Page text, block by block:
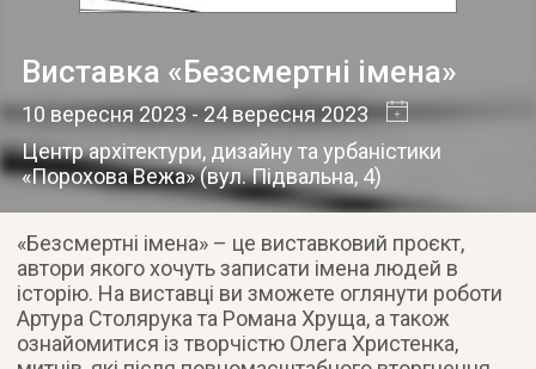
Виставка «Безсмертні імена»
10 вересня 2023 - 24 вересня 2023
Центр архітектури, дизайну та урбаністики
«Порохова Вежа»(вул. Підвальна, 4)
«Безсмертні імена» – це виставковий проєкт,
автори якого хочуть записати імена людей в
історію. На виставці ви зможете оглянути роботи
Артура Столярука та Романа Хруща, а також
ознайомитися із творчістю Олега Христенка,